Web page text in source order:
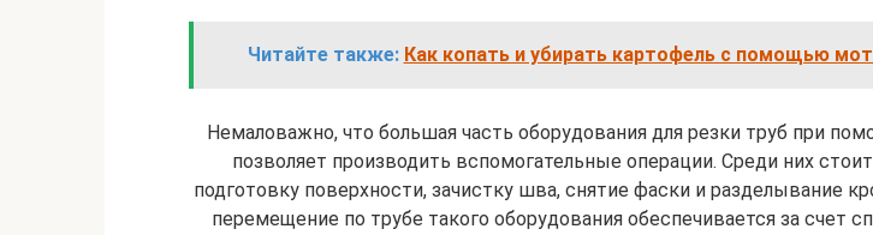
Читайте также: Как копать и убирать картофель с помощью
Немаловажно, что большая часть оборудования для резки труб при
позволяет производить вспомогательные операции. Среди них
подготовку поверхности, зачистку шва, снятие фаски и разделывание
перемещение по трубе такого оборудования обеспечивается за счет